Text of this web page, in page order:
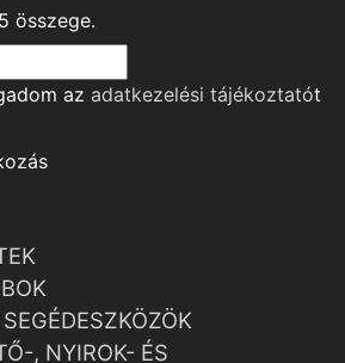
5 összege.
az adatkezelési tájékoztatót
, NYIROK- ÉS